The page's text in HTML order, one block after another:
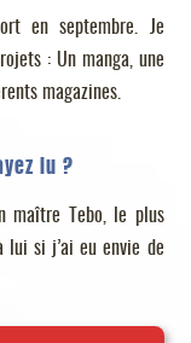
en septembre. Je
: Un manga, une
magazines.
lu ?
maître Tebo, le plus
lui si j’ai eu envie de